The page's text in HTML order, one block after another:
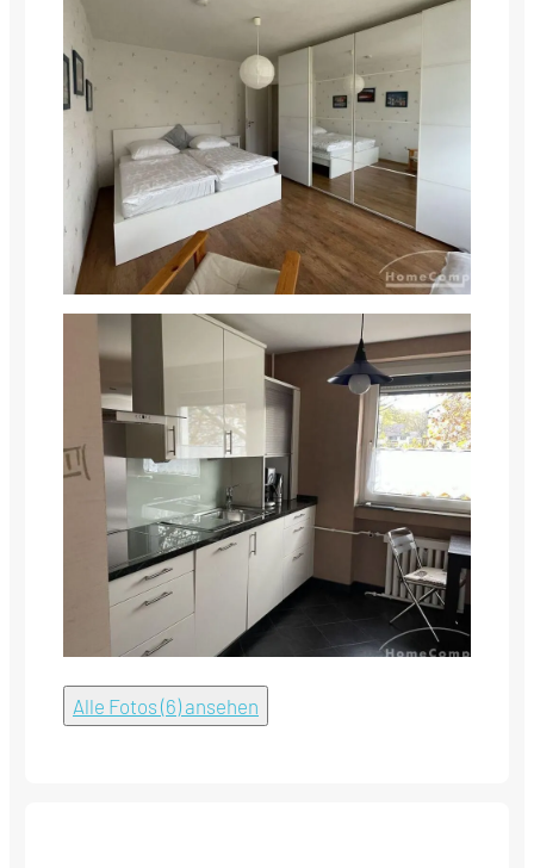
Alle Fotos (6) ansehen